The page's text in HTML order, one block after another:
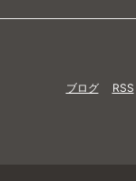
ブログ RSS